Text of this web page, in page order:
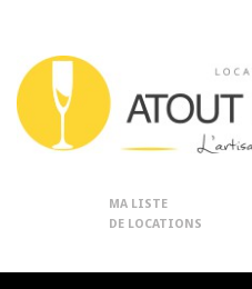
MA LISTE
DE LOCATIONS